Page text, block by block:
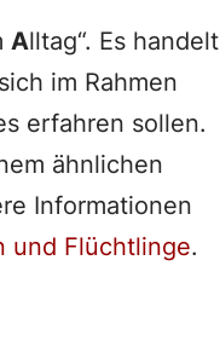
Alltag“. Es handelt
im Rahmen
erfahren sollen.
ähnlichen
Informationen
und Flüchtlinge.